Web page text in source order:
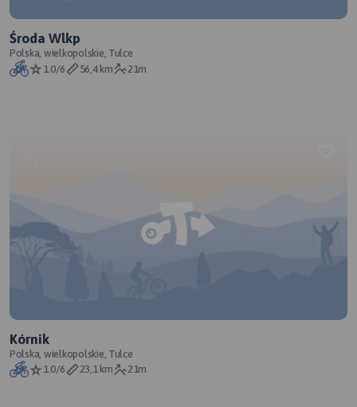
Środa Wlkp
Polska, wielkopolskie, Tulce
1.0/6
56,4 km 21m
Kórnik
Polska, wielkopolskie, Tulce
1.0/6
23,1 km 21m